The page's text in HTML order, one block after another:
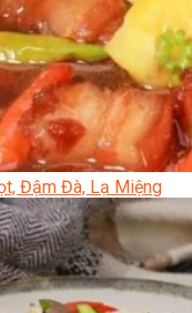
Đậm Đà, Lạ Miệng